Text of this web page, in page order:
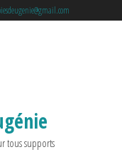
tous supports